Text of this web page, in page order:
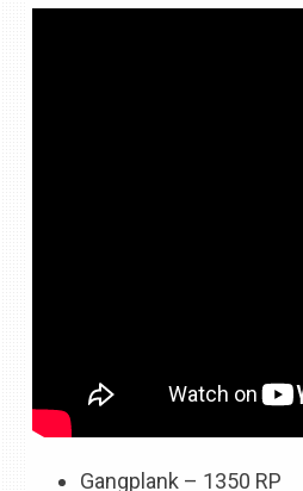
Gangplank – 1350 RP